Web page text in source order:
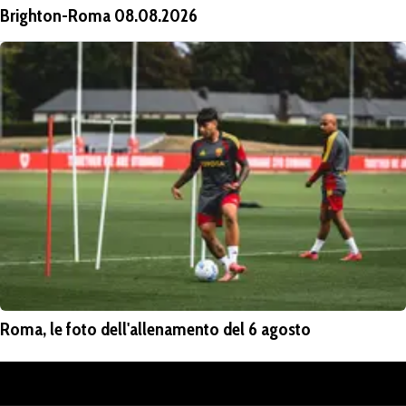
Brighton-Roma 08.08.2026
Roma, le foto dell'allenamento del 6 agosto